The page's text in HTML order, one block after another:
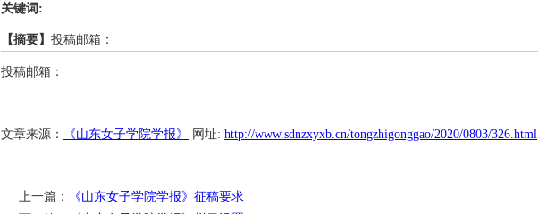
关键词:
【摘要】 投稿邮箱：
投稿邮箱：
文章来源： 《山东女子学院学报》 网址: http://www.sdnzxyxb.cn/tongzhigonggao/2020/0803/326.html
上一篇：
《山东女子学院学报》征稿要求